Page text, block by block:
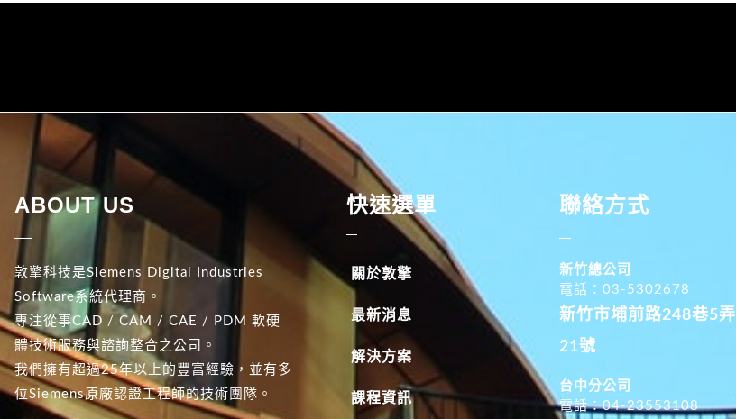
ABOUT US
敦擎科技是Siemens Digital Industries
Software系統代理商。
專注從事CAD / CAM / CAE / PDM 軟硬
體技術服務與諮詢整合之公司。
我們擁有超過25年以上的豐富經驗，並有多
位Siemens原廠認證工程師的技術團隊。
快速選單
關於敦擎
最新消息
解決方案
課程資訊
聯絡方式
新竹總公司
電話：03-5302678
新竹市埔前路248巷5弄
21號
台中分公司
電話：04-23553108